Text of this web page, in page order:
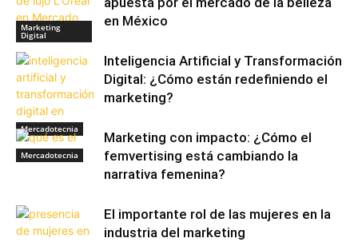
Marketing
Digital
en México
Mercadotecnia
Inteligencia Artificial y Transformación
Digital: ¿Cómo están redefiniendo el
marketing?
Mercadotecnia
Marketing con impacto: ¿Cómo el
femvertising está cambiando la
narrativa femenina?
El importante rol de las mujeres en la
industria del marketing